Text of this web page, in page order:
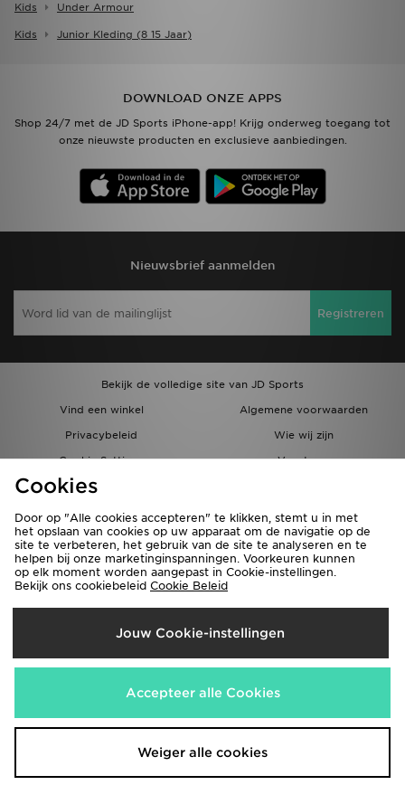
Kids Under Armour
Kids Junior Kleding (8 15 Jaar)
DOWNLOAD ONZE APPS
Shop 24/7 met de JD Sports iPhone-app! Krijg onderweg toegang tot
onze nieuwste producten en exclusieve aanbiedingen.
Nieuwsbrief aanmelden
Registreren
Bekijk de volledige site van JD Sports
Vind een winkel
Algemene voorwaarden
Privacybeleid
Wie wij zijn
Cookie Settings
Vacatures
Bestellingen en Levering
Verzenden Naar
België
Wij accepteren de volgende betaalmethoden
Bezoek onze bedrijfswebsite www.jdplc.com
Cookies
Door op "Alle cookies accepteren" te klikken, stemt u in met
het opslaan van cookies op uw apparaat om de navigatie op de
site te verbeteren, het gebruik van de site te analyseren en te
helpen bij onze marketinginspanningen. Voorkeuren kunnen
op elk moment worden aangepast in Cookie-instellingen.
Bekijk ons cookiebeleid Cookie Beleid
Jouw Cookie-instellingen
Accepteer alle Cookies
Weiger alle cookies